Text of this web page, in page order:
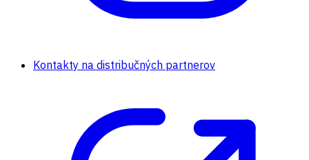
Kontakty na distribučných partnerov